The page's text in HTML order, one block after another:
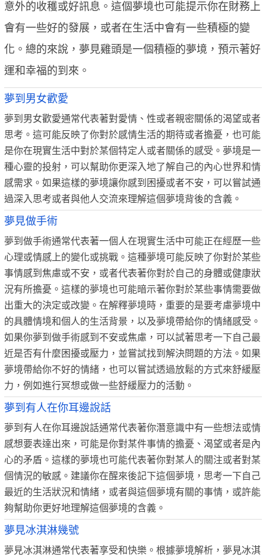
意外的收穫或好訊息。這個夢境也可能提示你在財務上
會有一些好的發展，或者在生活中會有一些積極的變
化。總的來說，夢見雞頭是一個積極的夢境，預示著好
運和幸福的到來。
夢到男女歡愛
夢到男女歡愛通常代表著對愛情、性或者親密關係的渴望或者
思考。這可能反映了你對於感情生活的期待或者擔憂，也可能
是你在現實生活中對於某個特定人或者關係的感受。夢境是一
種心靈的投射，可以幫助你更深入地了解自己的內心世界和情
感需求。如果這樣的夢境讓你感到困擾或者不安，可以嘗試通
過深入思考或者與他人交流來理解這個夢境背後的含義。
夢見做手術
夢到做手術通常代表著一個人在現實生活中可能正在經歷一些
心理或情感上的變化或挑戰。這種夢境可能反映了你對於某些
事情感到焦慮或不安，或者代表著你對於自己的身體或健康狀
況有所擔憂。這樣的夢境也可能暗示著你對於某些事情需要做
出重大的決定或改變。在解釋夢境時，重要的是要考慮夢境中
的具體情境和個人的生活背景，以及夢境帶給你的情緒感受。
如果你夢到做手術感到不安或焦慮，可以試著思考一下自己最
近是否有什麼困擾或壓力，並嘗試找到解決問題的方法。如果
夢境帶給你不好的情緒，也可以嘗試透過放鬆的方式來舒緩壓
力，例如進行冥想或做一些舒緩壓力的活動。
夢到有人在你耳邊說話
夢到有人在你耳邊說話通常代表著你潛意識中有一些想法或情
感想要表達出來，可能是你對某件事情的擔憂、渴望或者是內
心的矛盾。這樣的夢境也可能代表著你對某人的關注或者對某
個情況的敏感。建議你在醒來後記下這個夢境，思考一下自己
最近的生活狀況和情緒，或者與這個夢境有關的事情，或許能
夠幫助你更好地理解這個夢境的含義。
夢見冰淇淋幾號
夢見冰淇淋通常代表著享受和快樂。根據夢境解析，夢見冰淇